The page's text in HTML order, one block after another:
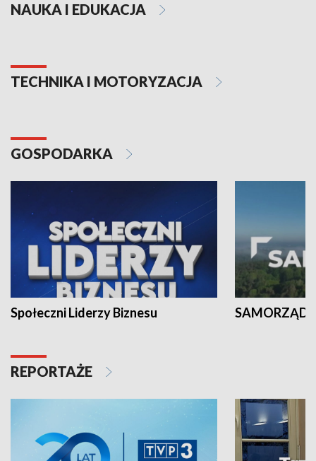
NAUKA I EDUKACJA
TECHNIKA I MOTORYZACJA
GOSPODARKA
Społeczni Liderzy Biznesu SAMORZĄD
REPORTAŻE